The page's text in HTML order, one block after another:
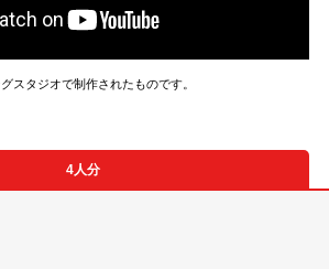
スタジオで制作されたものです。
4人分